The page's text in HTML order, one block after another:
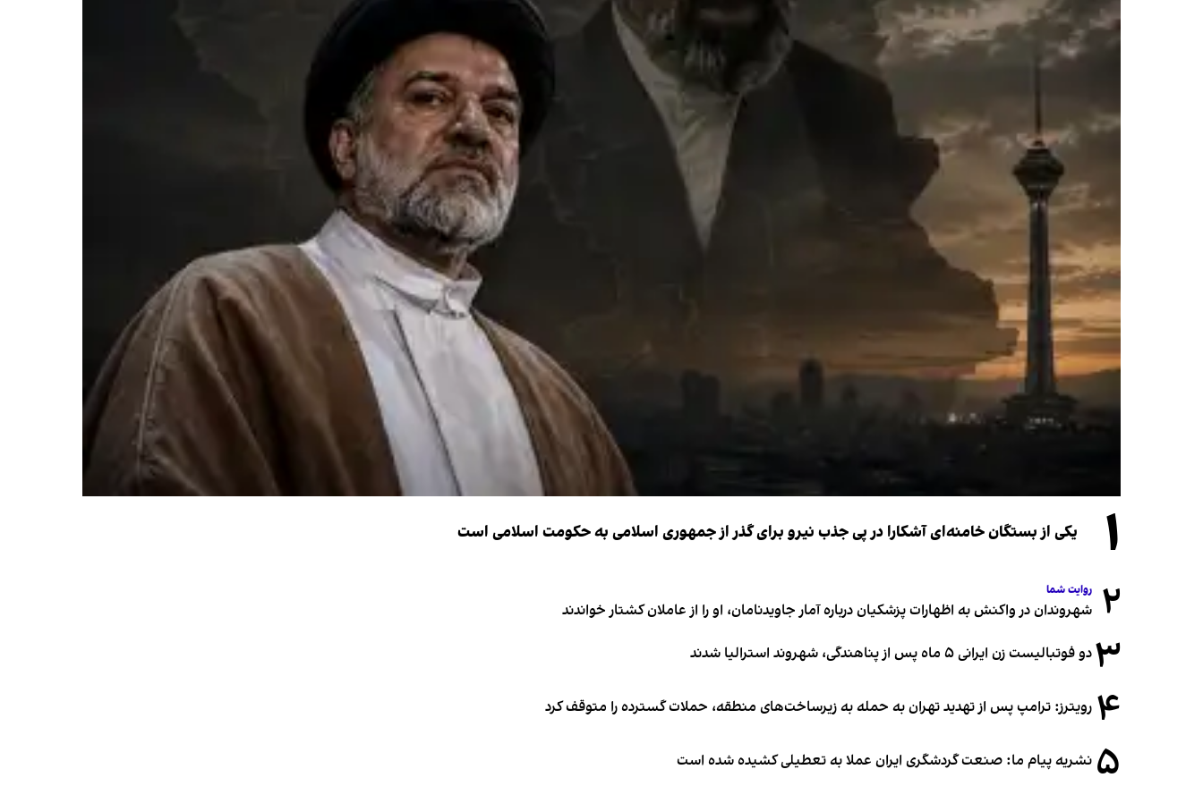
۱ یکی از بستگان خامنه‌ای آشکارا در پی جذب نیرو برای گذر از جمهوری اسلامی به حکومت اسلامی است
۲ روایت شما
شهروندان در واکنش به اظهارات پزشکیان درباره آمار جاویدنامان، او را از عاملان کشتار خواندند
۳دو فوتبالیست زن ایرانی ۵ ماه پس از پناهندگی، شهروند استرالیا شدند
۴ رویترز: ترامپ پس از تهدید تهران به حمله به زیرساخت‌های منطقه، حملات گسترده را متوقف کرد
۵ نشریه پیام ما: صنعت گردشگری ایران عملا به تعطیلی کشیده شده است